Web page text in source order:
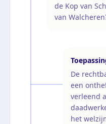
de Kop van
van
De
een
verleend
het